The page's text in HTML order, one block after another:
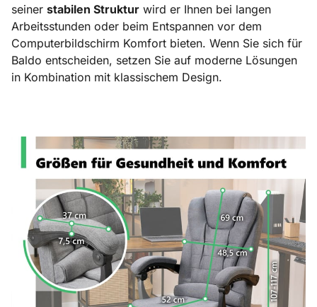
seiner stabilen Struktur wird er Ihnen bei langen
Arbeitsstunden oder beim Entspannen vor dem
Computerbildschirm Komfort bieten. Wenn Sie sich für
Baldo entscheiden, setzen Sie auf moderne Lösungen
in Kombination mit klassischem Design.